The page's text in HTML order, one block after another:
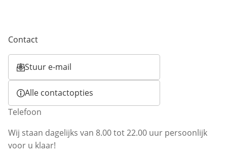
Contact
Stuur e-mail
Opent e-mailclient
Alle contactopties
Telefoon
Wij staan dagelijks van 8.00 tot 22.00 uur persoonlijk
voor u klaar!